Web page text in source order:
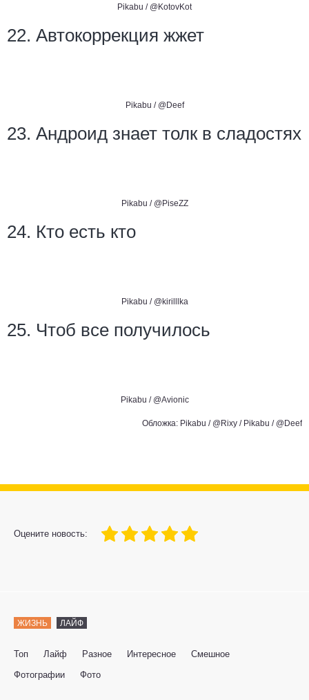
Pikabu / @KotovKot
22. Автокоррекция жжет
Pikabu / @Deef
23. Андроид знает толк в сладостях
Pikabu / @PiseZZ
24. Кто есть кто
Pikabu / @kirilllka
25. Чтоб все получилось
Pikabu / @Avionic
Обложка: Pikabu / @Rixy / Pikabu / @Deef
Оцените новость:
100
1 3 4 5
ЖИЗНЬ ЛАЙФ
Топ Лайф Разное Интересное
Смешное
Фотографии
Фото